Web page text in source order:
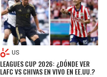
US
LEAGUES CUP 2026: ¿DÓNDE VER
LAFC VS CHIVAS EN VIVO EN EE.UU.?